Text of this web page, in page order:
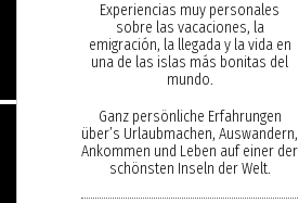
Experiencias muy personales
sobre las vacaciones, la
emigración, la llegada y la vida en
una de las islas más bonitas del
mundo.
Ganz persönliche Erfahrungen
über’s Urlaubmachen, Auswandern,
Ankommen und Leben auf einer der
schönsten Inseln der Welt.